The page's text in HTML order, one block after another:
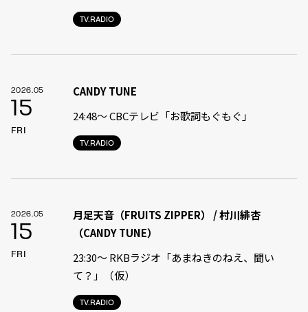
TV.RADIO
2026.05
15
FRI
TV.RADIO
CANDY TUNE
24:48〜 CBCテレビ「お歌詞もぐもぐ」
2026.05
15
FRI
TV.RADIO
月足天音（FRUITS ZIPPER） / 村川緋杏
（CANDY TUNE）
23:30〜 RKBラジオ「あまねきのねえ、聞い
て？」（仮）